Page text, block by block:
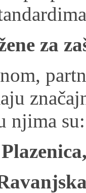
za
njima su: